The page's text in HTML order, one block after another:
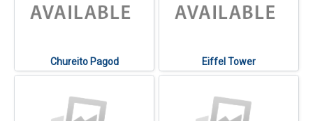
Chureito Pagod Eiffel Tower